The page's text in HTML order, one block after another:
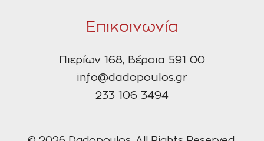
Επικοινωνία
Πιερίων 168, Βέροια 591 00
info@dadopoulos.gr
233 106 3494